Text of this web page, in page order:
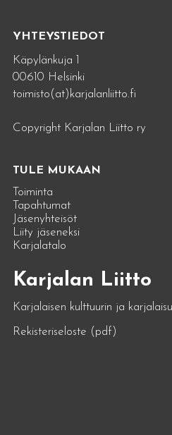
YHTEYSTIEDOT
Käpylänkuja 1
00610 Helsinki
toimisto(at)karjalanliitto.fi
Copyright Karjalan Liitto ry
TULE MUKAAN
Toiminta
Tapahtumat
Jäsenyhteisöt
Liity jäseneksi
Karjalatalo
Karjalan Liitto
Karjalaisen kulttuurin ja
Rekisteriseloste (pdf)